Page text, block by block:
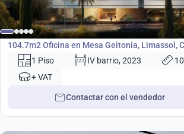
€ 607 000
Oficina
104.7m2 Oficina en Mesa Geitonia, Limassol,
1 Piso
IV barrio, 2023
+ VAT
Contactar con el vendedor